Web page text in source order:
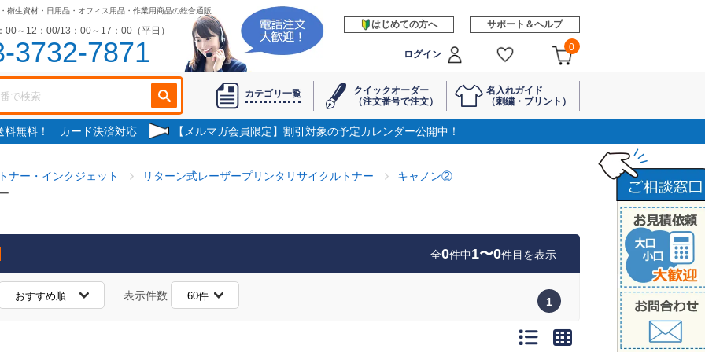
衛生資材・日用品・オフィス用品・作業用商品の総合通販
00～12：00/13：00～17：00（平日）
3732-7871
はじめての方へ サポート＆ヘルプ
ログイン
0
カテゴリ一覧
クイックオーダー
（注文番号で注文）
名入れガイド
（刺繍・プリント）
料無料！ カード決済対応 【メルマガ会員限定】割引対象の予定カレンダー公開中！
ナー・インクジェット リターン式レーザープリンタリサイクルトナー
キャノン②
全0件中1〜0件目を表示
表示件数 1